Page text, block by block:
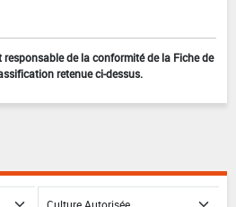
de la conformité de la Fiche de
retenue ci-dessus.